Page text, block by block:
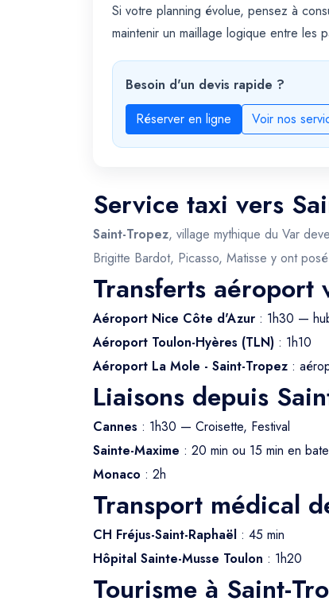
Si votre planning évolue, pensez à
maintenir un maillage logique entre les
Besoin d'un devis rapide ?
Réserver en ligne
Voir nos
Service taxi vers
Saint-Tropez, village mythique du Var
Brigitte Bardot, Picasso, Matisse y ont
Transferts aéroport
Aéroport Nice Côte d'Azur : 1h30 —
Aéroport Toulon-Hyères (TLN) : 1h10
Aéroport La Mole - Saint-Tropez :
Liaisons depuis
Cannes : 1h30 — Croisette, Festival
Sainte-Maxime : 20 min ou 15 min en
Monaco : 2h
Transport médical
CH Fréjus-Saint-Raphaël : 45 min
Hôpital Sainte-Musse Toulon : 1h20
Tourisme à Saint-